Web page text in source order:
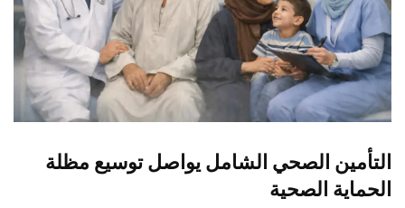
التأمين الصحي الشامل يواصل توسيع مظلة
الحماية الصحية